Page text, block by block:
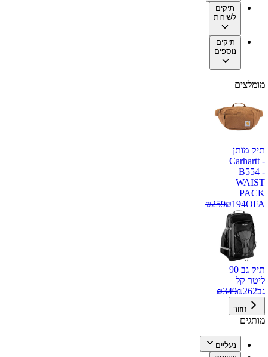
תיקים
לשירות
תיקים
נוספים
מומלצים
תיק מותן
Carhartt -
B554 -
WAIST
PACK
OFA
₪194
₪259
תיק גב 90
ליטר קל
גב
₪262
₪349
חזור
מותגים
נעליים